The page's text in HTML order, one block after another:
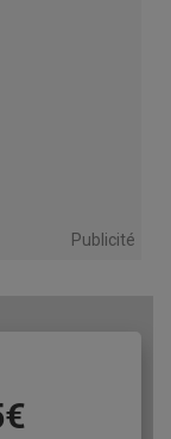
Publicité